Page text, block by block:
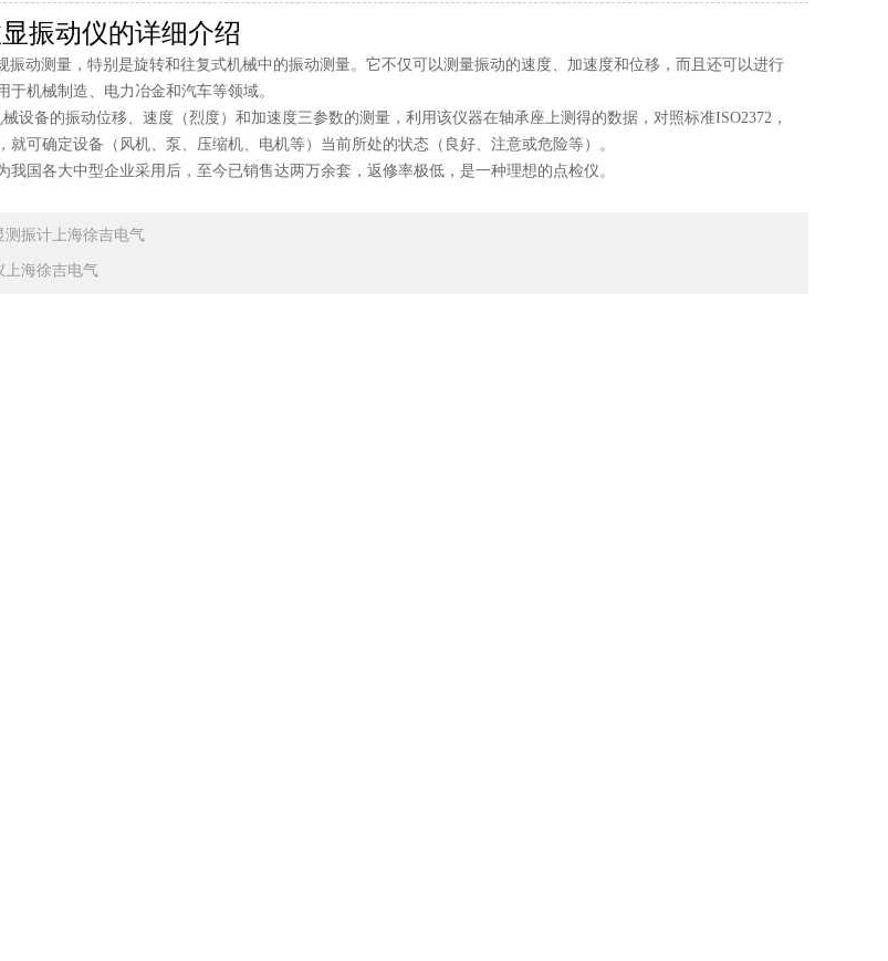
振动仪的详细介绍
振动测量，特别是旋转和往复式机械中的振动测量。它不仅可以测量振动的速度、加速度和位移，而且还可以进行
于机械制造、电力冶金和汽车等领域。
设备的振动位移、速度（烈度）和加速度三参数的测量，利用该仪器在轴承座上测得的数据，对照标准ISO2372，
就可确定设备（风机、泵、压缩机、电机等）当前所处的状态（良好、注意或危险等）。
我国各大中型企业采用后，至今已销售达两万余套，返修率极低，是一种理想的点检仪。
测振计上海徐吉电气
上海徐吉电气